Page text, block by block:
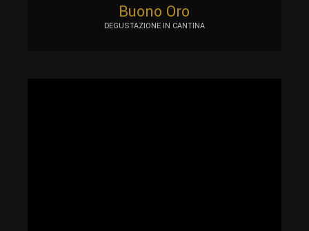
Buono Oro
DEGUSTAZIONE IN CANTINA